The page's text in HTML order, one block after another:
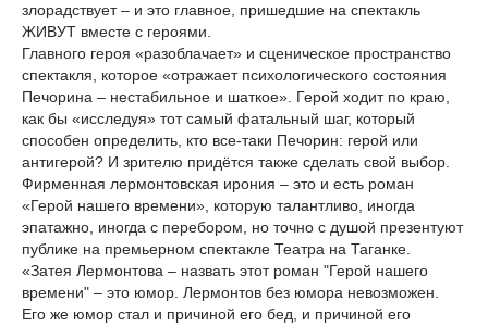
злорадствует – и это главное, пришедшие на спектакль
ЖИВУТ вместе с героями.
Главного героя «разоблачает» и сценическое пространство
спектакля, которое «отражает психологического состояния
Печорина – нестабильное и шаткое». Герой ходит по краю,
как бы «исследуя» тот самый фатальный шаг, который
способен определить, кто все-таки Печорин: герой или
антигерой? И зрителю придётся также сделать свой выбор.
Фирменная лермонтовская ирония – это и есть роман
«Герой нашего времени», которую талантливо, иногда
эпатажно, иногда с перебором, но точно с душой презентуют
публике на премьерном спектакле Театра на Таганке.
«Затея Лермонтова – назвать этот роман "Герой нашего
времени" – это юмор. Лермонтов без юмора невозможен.
Его же юмор стал и причиной его бед, и причиной его